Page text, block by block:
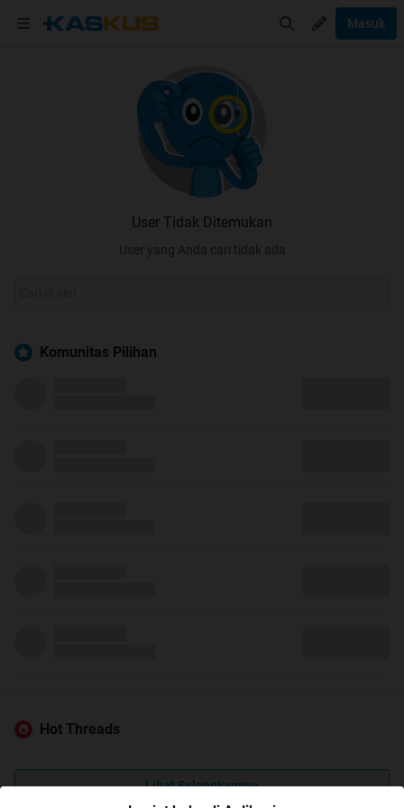
Masuk
User Tidak Ditemukan
User yang Anda cari tidak ada
Komunitas Pilihan
Hot Threads
Lihat Selengkapnya